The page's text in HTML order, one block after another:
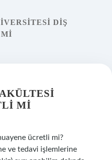
DIŞ
MI
ücretli mi?
ve tedavi işlemlerine